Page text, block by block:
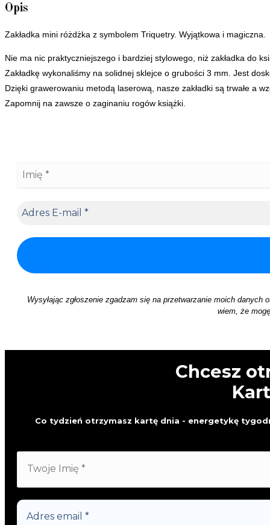
Opis
Zakładka mini różdżka z symbolem Triquetry. Wyjątkowa i magiczna.
Nie ma nic praktyczniejszego i bardziej stylowego, niż zakładka do
Zakładkę wykonaliśmy na solidnej sklejce o grubości 3 mm. Jest
Dzięki grawerowaniu metodą laserową, nasze zakładki są trwałe a
Zapomnij na zawsze o zaginaniu rogów książki.
Wysyłając zgłoszenie zgadzam się na przetwarzanie moich
wiem, że
Chcesz
Co tydzień otrzymasz kartę dnia - energetykę